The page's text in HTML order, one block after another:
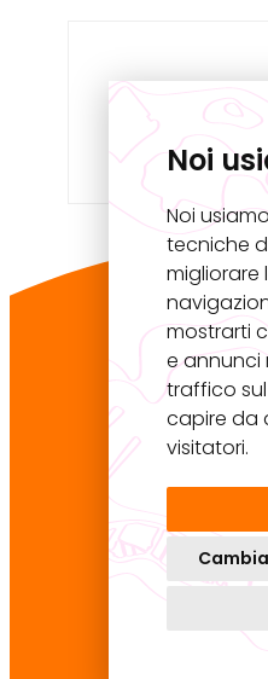
Noi
Noi
tecniche
migliorare
mostrarti
e annunci
traffico
capire da
visitatori.
Università
Calle della
30125
Privacy